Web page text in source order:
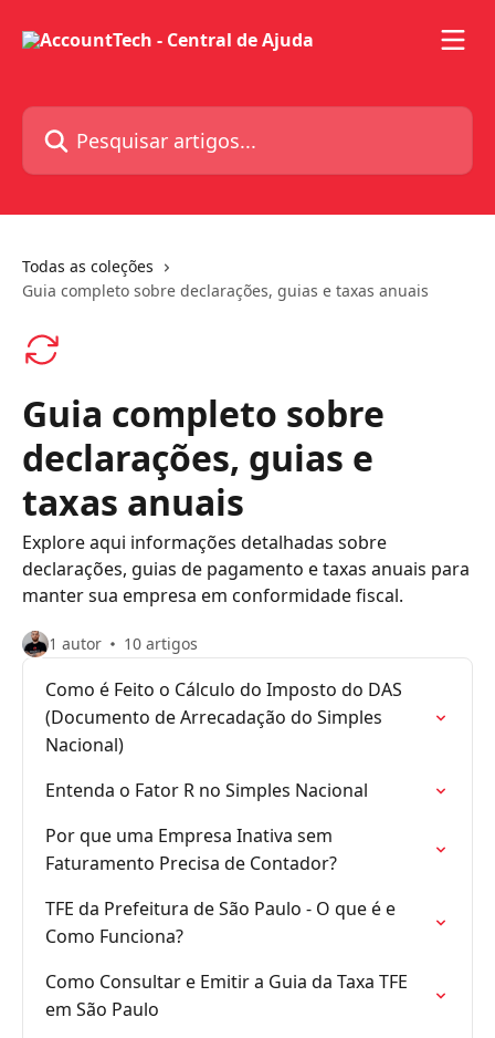
Pesquisar artigos...
Todas as coleções
Guia completo sobre declarações, guias e taxas anuais
Guia completo sobre
declarações, guias e
taxas anuais
Explore aqui informações detalhadas sobre
declarações, guias de pagamento e taxas anuais para
manter sua empresa em conformidade fiscal.
1 autor 10 artigos
Como é Feito o Cálculo do Imposto do DAS
(Documento de Arrecadação do Simples
Nacional)
Entenda o Fator R no Simples Nacional
Por que uma Empresa Inativa sem
Faturamento Precisa de Contador?
TFE da Prefeitura de São Paulo - O que é e
Como Funciona?
Como Consultar e Emitir a Guia da Taxa TFE
em São Paulo